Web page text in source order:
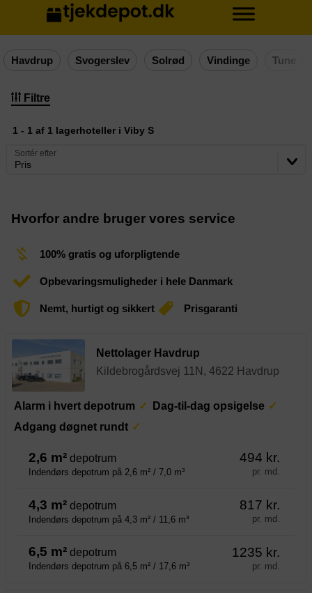
Havdrup Svogerslev Solrød Vindinge Tune
Filtre
1 - 1 af 1 lagerhoteller i Viby S
Pris
Sortér efter
Hvorfor andre bruger vores service
100% gratis og uforpligtende
Opbevaringsmuligheder i hele Danmark
Nemt, hurtigt og sikkert Prisgaranti
Nettolager Havdrup
Kildebrogårdsvej 11N, 4622 Havdrup
Alarm i hvert depotrum
Dag-til-dag opsigelse
Adgang døgnet rundt
2,6 m² depotrum
Indendørs depotrum på 2,6 m² / 7,0 m³
494 kr.
pr. md.
4,3 m² depotrum
Indendørs depotrum på 4,3 m² / 11,6 m³
817 kr.
pr. md.
6,5 m² depotrum
Indendørs depotrum på 6,5 m² / 17,6 m³
1235 kr.
pr. md.